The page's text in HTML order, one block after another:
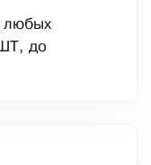
любых
до